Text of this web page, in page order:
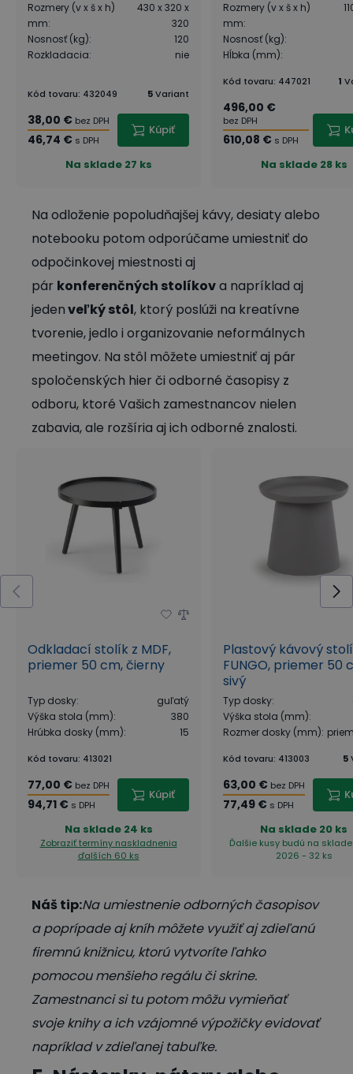
Rozmery (v x š x h)
mm:
430 x 320 x
320
Nosnosť (kg):
120
Rozkladacia: nie
Kód tovaru: 432049 5Variant
38,00 € bez DPH
46,74 € s DPH
Kúpiť
Na sklade 27 ks
Rozmery (v x š x h)
mm:
Nosnosť (kg):
Hĺbka (mm):
Kód tovaru: 447021 1
496,00 €
bez DPH
610,08 € s DPH
Na sklade 28 ks
Na odloženie popoludňajšej kávy, desiaty alebo
notebooku potom odporúčame umiestniť do
odpočinkovej miestnosti aj
pár konferenčných stolíkova napríklad aj
jedenveľký stôl, ktorý poslúži na kreatívne
tvorenie, jedlo i organizovanie neformálnych
meetingov. Na stôl môžete umiestniť aj pár
spoločenských hier či odborné časopisy z
odboru, ktoré Vašich zamestnancov nielen
zabavia, ale rozšíria aj ich odborné znalosti.
Odkladací stolík z MDF,
priemer 50 cm, čierny
Typ dosky:
guľatý
Výška stola (mm):
380
Hrúbka dosky (mm): 15
Kód tovaru: 413021
77,00 € bez DPH
94,71 € s DPH
Kúpiť
Na sklade 24 ks
Zobraziť termíny naskladnenia
ďalších 60 ks
Plastový kávový
FUNGO, priemer 50
sivý
Typ dosky:
Výška stola (mm):
Rozmer dosky (mm):
Kód tovaru: 413003 5
63,00 € bez DPH
77,49 € s DPH
Na sklade 20 ks
Ďalšie kusy budú na sklade
2026 - 32 ks
Náš tip:Na umiestnenie odborných časopisov
a poprípade aj kníh môžete využiť aj zdieľanú
firemnú knižnicu, ktorú vytvoríte ľahko
pomocou menšieho regálu či skrine.
Zamestnanci si tu potom môžu vymieňať
svoje knihy a ich vzájomné výpožičky evidovať
napríklad v zdieľanej tabuľke.